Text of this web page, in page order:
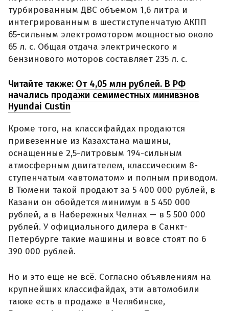
турбированным ДВС объемом 1,6 литра и
интегрированным в шестиступенчатую АКПП
65-сильным электромотором мощностью около
65 л. с. Общая отдача электрического и
бензинового моторов составляет 235 л. с.
Читайте также: От 4,05 млн рублей. В РФ
начались продажи семиместных минивэнов
Hyundai Custin
Кроме того, на классифайдах продаются
привезенные из Казахстана машины,
оснащенные 2,5-литровым 194-сильным
атмосферным двигателем, классическим 8-
ступенчатым «автоматом» и полным приводом.
В Тюмени такой продают за 5 400 000 рублей, в
Казани он обойдется минимум в 5 450 000
рублей, а в Набережных Челнах — в 5 500 000
рублей. У официального дилера в Санкт-
Петербурге такие машины и вовсе стоят по 6
390 000 рублей.
Но и это еще не всё. Согласно объявлениям на
крупнейших классифайдах, эти автомобили
также есть в продаже в Челябинске,